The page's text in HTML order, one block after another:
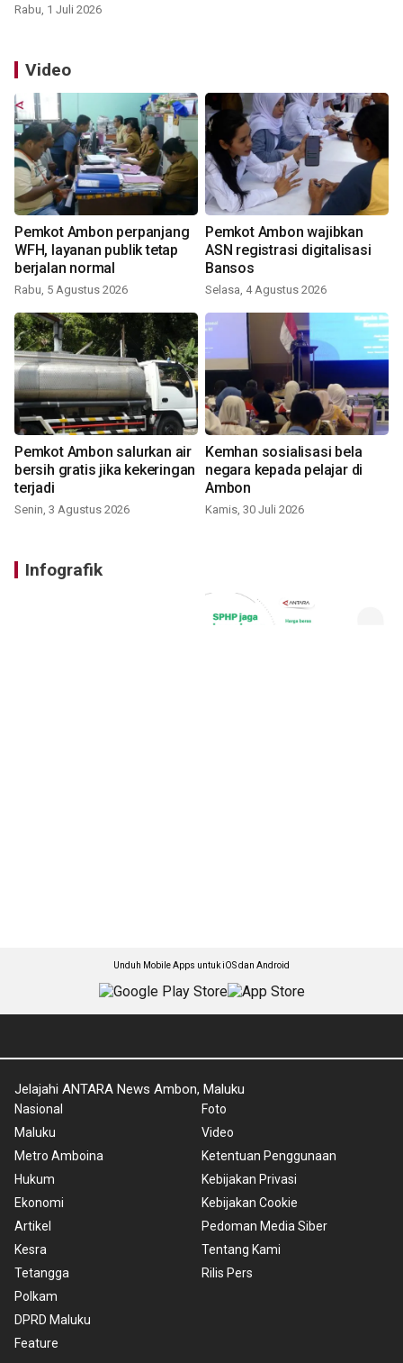
Rabu, 1 Juli 2026
Video
Pemkot Ambon perpanjang
WFH, layanan publik tetap
berjalan normal
Rabu, 5 Agustus 2026
Pemkot Ambon wajibkan
ASN registrasi digitalisasi
Bansos
Selasa, 4 Agustus 2026
Pemkot Ambon salurkan air
bersih gratis jika kekeringan
terjadi
Senin, 3 Agustus 2026
Kemhan sosialisasi bela
negara kepada pelajar di
Ambon
Kamis, 30 Juli 2026
Infografik
Unduh Mobile Apps untuk iOS dan Android
Jelajahi ANTARA News Ambon, Maluku
Nasional
Maluku
Metro Amboina
Hukum
Ekonomi
Artikel
Kesra
Tetangga
Polkam
DPRD Maluku
Feature
Foto
Video
Ketentuan Penggunaan
Kebijakan Privasi
Kebijakan Cookie
Pedoman Media Siber
Tentang Kami
Rilis Pers